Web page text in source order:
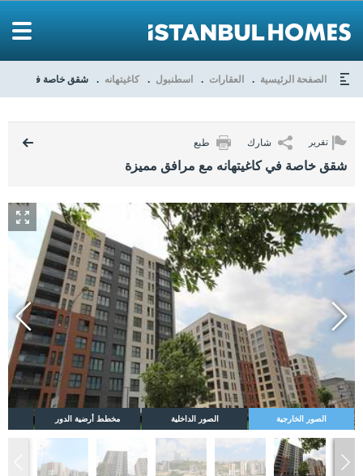
الصفحة الرئيسية العقارات اسطنبول كاغيتهانه شقق خاصة في
تقرير شارك طبع
شقق خاصة في كاغيتهانه مع مرافق مميزة
الصور الخارجية الصور الداخلية مخطط أرضية الدور